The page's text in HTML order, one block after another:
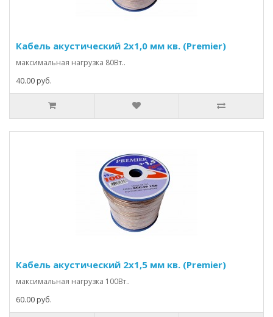
Кабель акустический 2х1,0 мм кв. (Premier)
максимальная нагрузка 80Вт..
40.00 руб.
Кабель акустический 2х1,5 мм кв. (Premier)
максимальная нагрузка 100Вт..
60.00 руб.